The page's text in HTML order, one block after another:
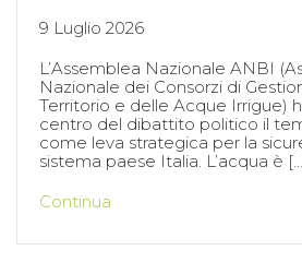
9 Luglio 2026
L’Assemblea Nazionale ANBI
Nazionale dei Consorzi di
Territorio e delle Acque Irrigue)
centro del dibattito politico il
come leva strategica per la
sistema paese Italia. L’acqua è
Continua